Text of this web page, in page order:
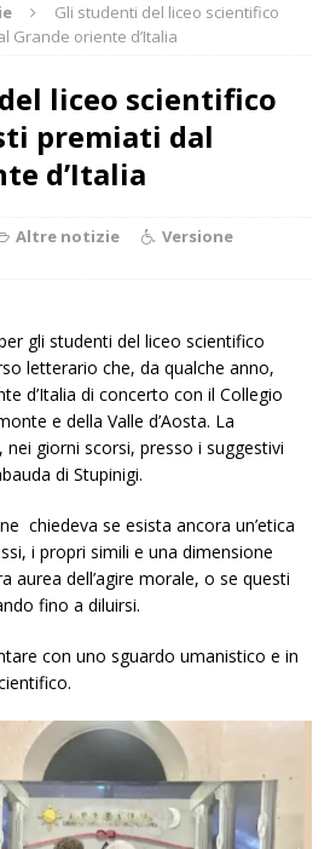
Gli studenti del liceo scientifico
Grande oriente d’Italia
liceo scientifico
premiati dal
d’Italia
Altre notizie
Versione
gli studenti del liceo scientifico
letterario che, da qualche anno,
d’Italia di concerto con il Collegio
e della Valle d’Aosta. La
giorni scorsi, presso i suggestivi
di Stupinigi.
chiedeva se esista ancora un’etica
i propri simili e una dimensione
aurea dell’agire morale, o se questi
fino a diluirsi.
con uno sguardo umanistico e in